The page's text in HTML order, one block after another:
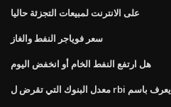
على الانترنت لمبيعات التجزئة حاليا
سعر فوياجر النفط والغاز
هل ارتفع النفط الخام أو انخفض اليوم
معدل البنوك التي تقرض ل rbi يعرف باسم